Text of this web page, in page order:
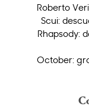
Roberto
Scui:
Rhapsody:
October: